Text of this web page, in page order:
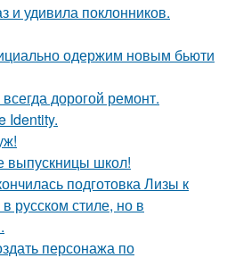
и удивила поклонников.
одержим новым бьюти
дорогой ремонт.
Identity.
выпускницы школ!
подготовка Лизы к
русском стиле, но в
персонажа по